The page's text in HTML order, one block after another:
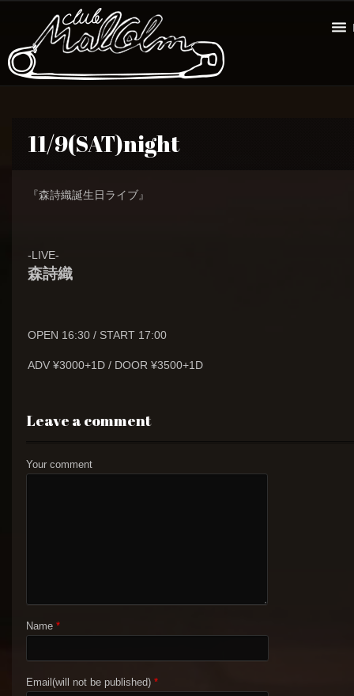
11/9(SAT)night
『森詩織誕生日ライブ』
-LIVE-
森詩織
OPEN 16:30 / START 17:00
ADV ¥3000+1D / DOOR ¥3500+1D
Leave a comment
Your comment
Name *
Email(will not be published) *